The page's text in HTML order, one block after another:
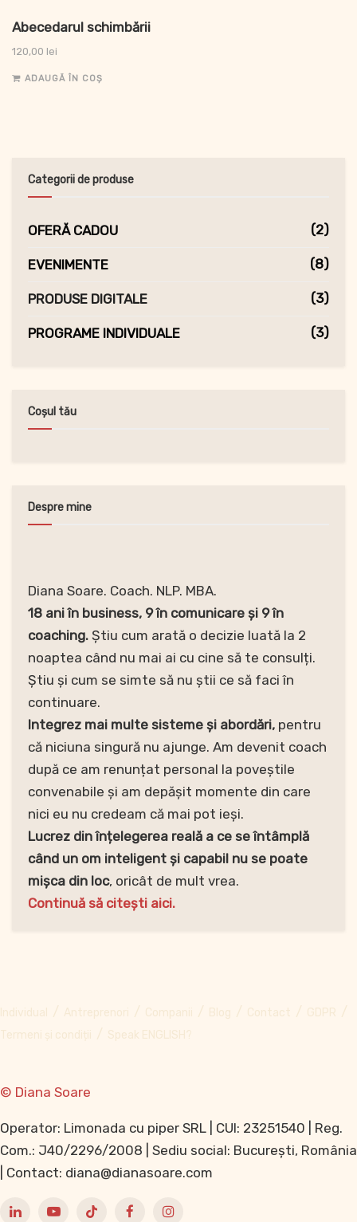
Abecedarul schimbării
120,00 lei
ADAUGĂ ÎN COȘ
Categorii de produse
OFERĂ CADOU (2)
EVENIMENTE (8)
PRODUSE DIGITALE (3)
PROGRAME INDIVIDUALE (3)
Coșul tău
Despre mine
Diana Soare. Coach. NLP. MBA.
18 ani în business, 9 în comunicare și 9 în
coaching. Știu cum arată o decizie luată la 2
noaptea când nu mai ai cu cine să te consulți.
Știu și cum se simte să nu știi ce să faci în
continuare.
Integrez mai multe sisteme și abordări, pentru
că niciuna singură nu ajunge. Am devenit coach
după ce am renunțat personal la poveștile
convenabile și am depășit momente din care
nici eu nu credeam că mai pot ieși.
Lucrez din înțelegerea reală a ce se întâmplă
când un om inteligent și capabil nu se poate
mișca din loc, oricât de mult vrea.
Continuă să citești aici.
Individual Antreprenori Companii Blog Contact
GDPR
Termeni și condiții
Speak ENGLISH?
© Diana Soare
Operator: Limonada cu piper SRL | CUI: 23251540 | Reg.
Com.: J40/2296/2008 | Sediu social: București, România
| Contact: diana@dianasoare.com